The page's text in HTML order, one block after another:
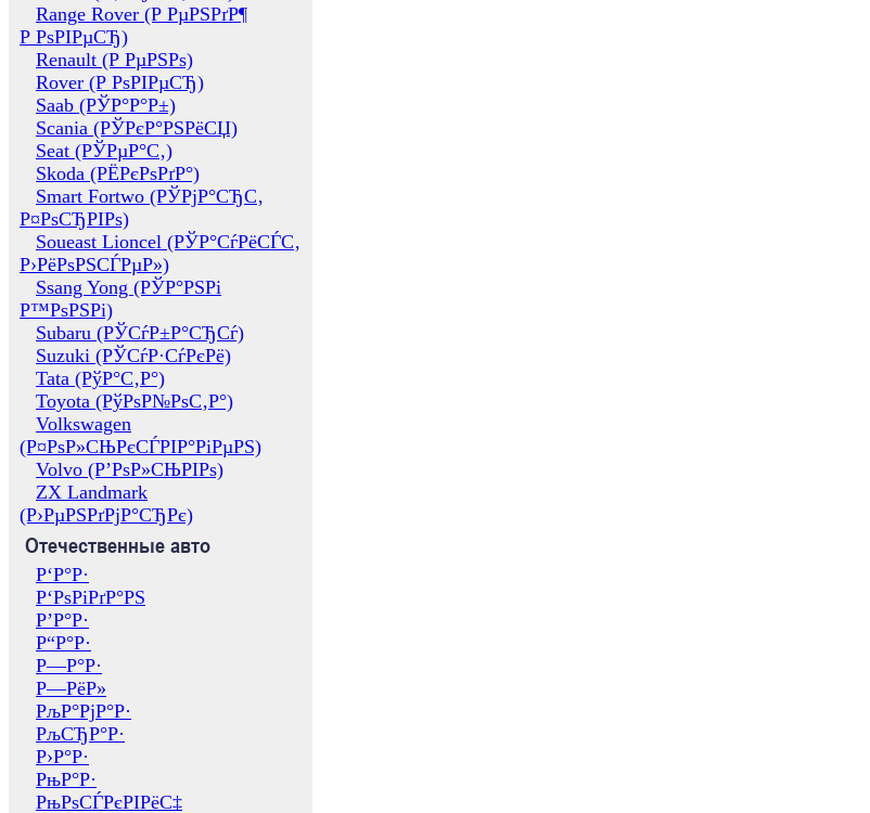
Range Rover (Р РµРЅРґР¶
Р РѕРІРµСЂ)
Renault (Р РµРЅРѕ)
Rover (Р РѕРІРµСЂ)
Saab (РЎР°Р°Р±)
Scania (РЎРєР°РЅРёСЏ)
Seat (РЎРµР°С‚)
Skoda (РЁРєРѕРґР°)
Smart Fortwo (РЎРјР°СЂС‚
Р¤РѕСЂРІРѕ)
Soueast Lioncel (РЎР°СѓРёСЃС‚
Р›РёРѕРЅСЃРµР»)
Ssang Yong (РЎР°РЅРі
Р™РѕРЅРі)
Subaru (РЎСѓР±Р°СЂСѓ)
Suzuki (РЎСѓР·СѓРєРё)
Tata (РўР°С‚Р°)
Toyota (РўРѕР№РѕС‚Р°)
Volkswagen
(Р¤РѕР»СЊРєСЃРІР°РіРµРЅ)
Volvo (Р’РѕР»СЊРІРѕ)
ZX Landmark
(Р›РµРЅРґРјР°СЂРє)
Отечественные авто
Р‘Р°Р·
Р‘РѕРіРґР°РЅ
Р’Р°Р·
Р“Р°Р·
Р—Р°Р·
Р—РёР»
РљР°РјР°Р·
РљСЂР°Р·
Р›Р°Р·
РњР°Р·
РњРѕСЃРєРІРёС‡